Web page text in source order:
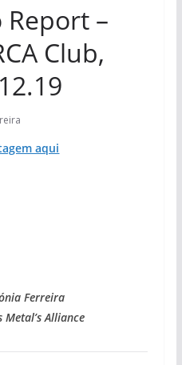
–
Club,
aqui
Ferreira
Metal’s Alliance